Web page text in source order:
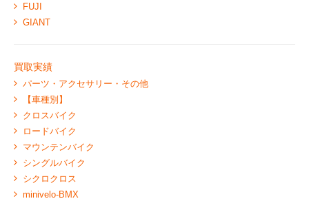
FUJI
GIANT
買取実績
パーツ・アクセサリー・その他
【車種別】
クロスバイク
ロードバイク
マウンテンバイク
シングルバイク
シクロクロス
minivelo-BMX